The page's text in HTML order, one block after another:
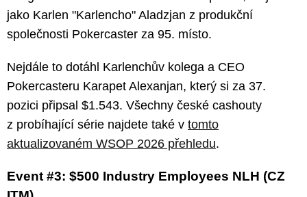
jako Karlen "Karlencho" Aladzjan z produkční
společnosti Pokercaster za 95. místo.
Nejdále to dotáhl Karlenchův kolega a CEO
Pokercasteru Karapet Alexanjan, který si za 37.
pozici připsal $1.543. Všechny české cashouty
z probíhající série najdete také v tomto
aktualizovaném WSOP 2026 přehledu.
Event #3: $500 Industry Employees NLH (CZ